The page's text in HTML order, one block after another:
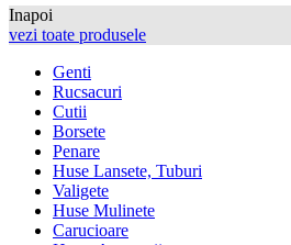
Inapoi
vezi toate produsele
Genti
Rucsacuri
Cutii
Borsete
Penare
Huse Lansete, Tuburi
Valigete
Huse Mulinete
Carucioare